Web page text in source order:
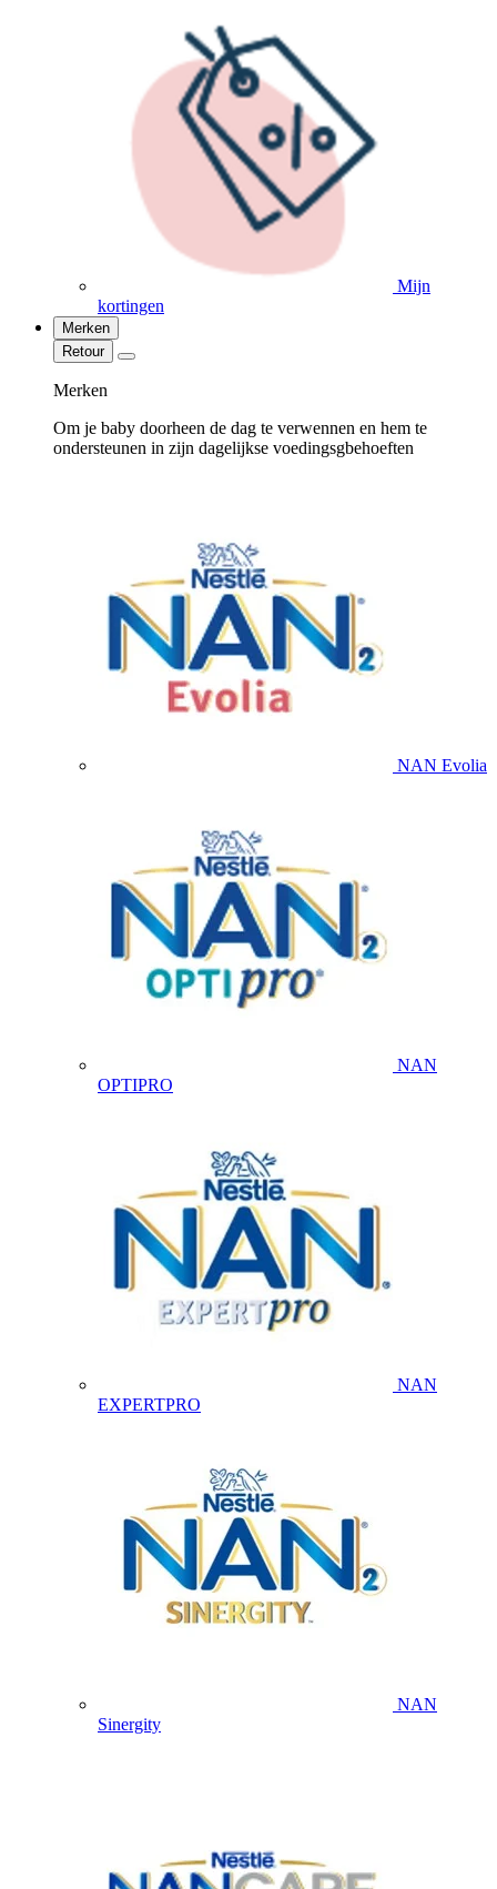
Mijn
kortingen
Merken
Retour
Merken
Om je baby doorheen de dag te verwennen en hem te
ondersteunen in zijn dagelijkse voedingsgbehoeften
NAN Evolia
NAN
OPTIPRO
NAN
EXPERTPRO
NAN
Sinergity